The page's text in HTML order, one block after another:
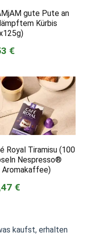
gute Pute an
Kürbis
€
Royal Tiramisu (100
Nespresso®
Aromakaffee)
€
kaufst, erhalten